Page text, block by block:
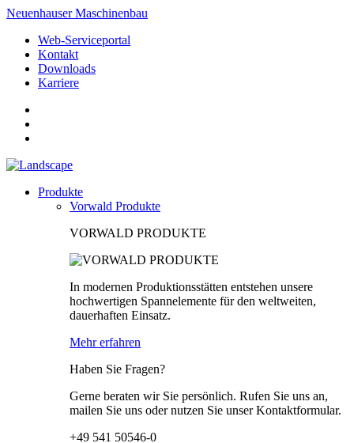
Neuenhauser Maschinenbau
Web-Serviceportal
Kontakt
Downloads
Karriere
Produkte
Vorwald Produkte
VORWALD PRODUKTE
In modernen Produktionsstätten entstehen unsere
hochwertigen Spannelemente für den weltweiten,
dauerhaften Einsatz.
Mehr erfahren
Haben Sie Fragen?
Gerne beraten wir Sie persönlich. Rufen Sie uns an,
mailen Sie uns oder nutzen Sie unser Kontaktformular.
+49 541 50546-0